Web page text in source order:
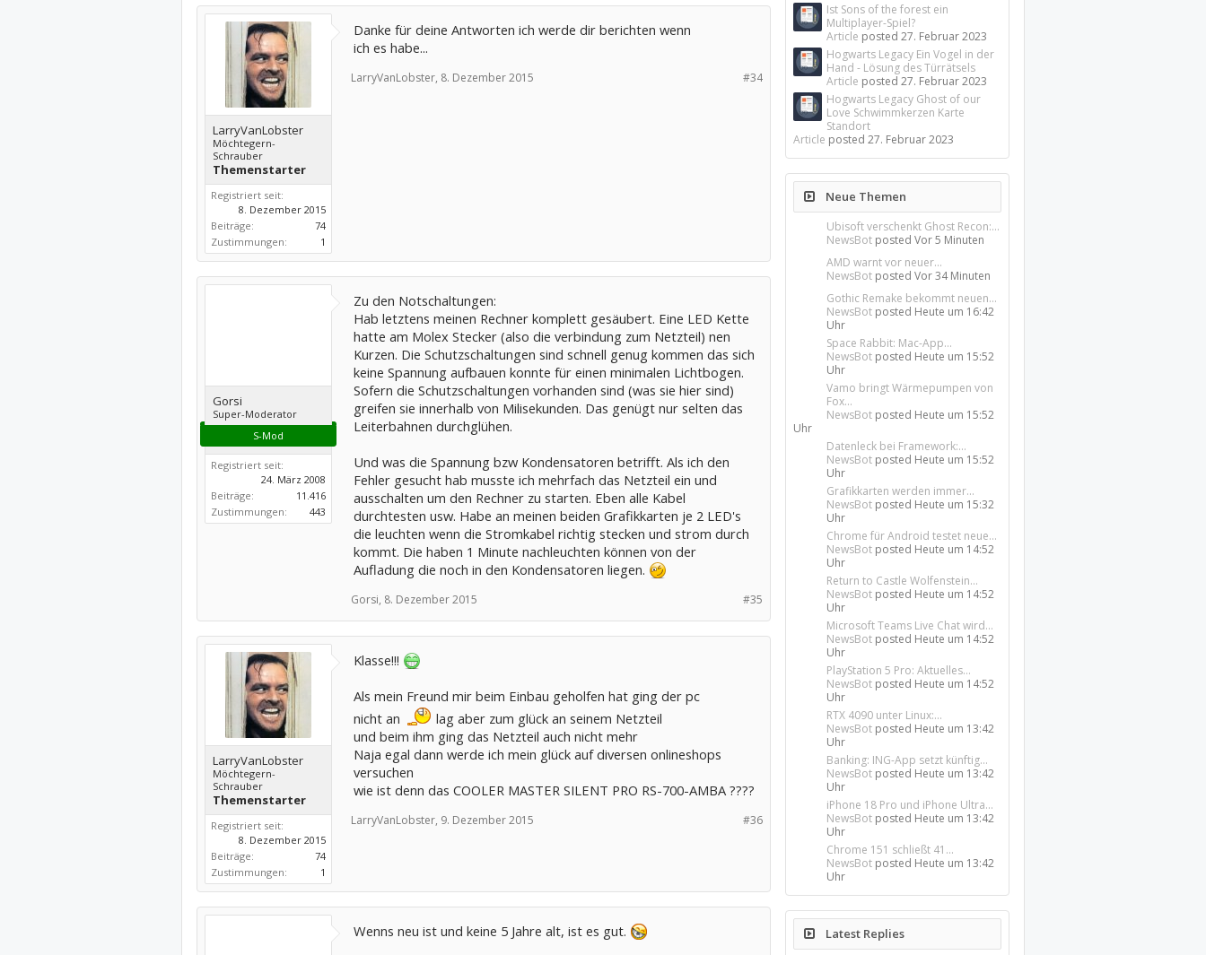
LarryVanLobster
Möchtegern-
Schrauber
Themenstarter
Registriert seit:
8. Dezember 2015
Beiträge:
74
Zustimmungen:
1
Danke für deine Antworten ich werde dir berichten wenn
ich es habe...
#34
LarryVanLobster, 8. Dezember 2015
Gorsi
Super-Moderator
S-Mod
Registriert seit:
24. März 2008
Beiträge:
11.416
Zustimmungen:
443
Zu den Notschaltungen:
Hab letztens meinen Rechner komplett gesäubert. Eine LED Kette
hatte am Molex Stecker (also die verbindung zum Netzteil) nen
Kurzen. Die Schutzschaltungen sind schnell genug kommen das sich
keine Spannung aufbauen konnte für einen minimalen Lichtbogen.
Sofern die Schutzschaltungen vorhanden sind (was sie hier sind)
greifen sie innerhalb von Milisekunden. Das genügt nur selten das
Leiterbahnen durchglühen.
Und was die Spannung bzw Kondensatoren betrifft. Als ich den
Fehler gesucht hab musste ich mehrfach das Netzteil ein und
ausschalten um den Rechner zu starten. Eben alle Kabel
durchtesten usw. Habe an meinen beiden Grafikkarten je 2 LED's
die leuchten wenn die Stromkabel richtig stecken und strom durch
kommt. Die haben 1 Minute nachleuchten können von der
Aufladung die noch in den Kondensatoren liegen.
#35
Gorsi, 8. Dezember 2015
LarryVanLobster
Möchtegern-
Schrauber
Themenstarter
Registriert seit:
8. Dezember 2015
Beiträge:
74
Zustimmungen:
1
Klasse!!!
Als mein Freund mir beim Einbau geholfen hat ging der pc
nicht an
lag aber zum glück an seinem Netzteil
und beim ihm ging das Netzteil auch nicht mehr
Naja egal dann werde ich mein glück auf diversen onlineshops
versuchen
wie ist denn das COOLER MASTER SILENT PRO RS-700-AMBA ????
#36
LarryVanLobster, 9. Dezember 2015
Wenns neu ist und keine 5 Jahre alt, ist es gut.
Ist Sons of the forest ein
Multiplayer-Spiel?
Article posted27. Februar 2023
Hogwarts Legacy Ein Vogel in der
Hand - Lösung des Türrätsels
Article posted27. Februar 2023
Hogwarts Legacy Ghost of our
Love Schwimmkerzen Karte
Standort
Article posted27. Februar 2023
Neue Themen
Ubisoft verschenkt Ghost Recon:...
NewsBot postedVor 5 Minuten
AMD warnt vor neuer...
NewsBot postedVor 34 Minuten
Gothic Remake bekommt neuen...
NewsBot posted Heute um 16:42
Uhr
Space Rabbit: Mac-App...
NewsBot posted Heute um 15:52
Uhr
Vamo bringt Wärmepumpen von
Fox...
NewsBot posted Heute um 15:52
Uhr
Datenleck bei Framework:...
NewsBot posted Heute um 15:52
Uhr
Grafikkarten werden immer...
NewsBot posted Heute um 15:32
Uhr
Chrome für Android testet neue...
NewsBot posted Heute um 14:52
Uhr
Return to Castle Wolfenstein...
NewsBot posted Heute um 14:52
Uhr
Microsoft Teams Live Chat wird...
NewsBot posted Heute um 14:52
Uhr
PlayStation 5 Pro: Aktuelles...
NewsBot posted Heute um 14:52
Uhr
RTX 4090 unter Linux:...
NewsBot posted Heute um 13:42
Uhr
Banking: ING-App setzt künftig...
NewsBot posted Heute um 13:42
Uhr
iPhone 18 Pro und iPhone Ultra...
NewsBot posted Heute um 13:42
Uhr
Chrome 151 schließt 41...
NewsBot posted Heute um 13:42
Uhr
Latest Replies